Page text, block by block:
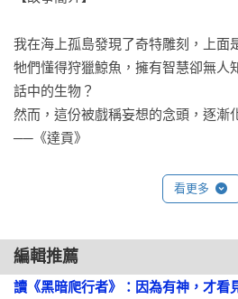
我在海上孤島發現了奇特雕刻，上面
牠們懂得狩獵鯨魚，擁有智慧卻無
話中的生物？
然而，這份被戲稱妄想的念頭，逐漸
──《達貢》
一九三五年，羅伯特‧布雷克被人發
房內是密室狀態，眾人都認為是昨晚
但有太多無法解釋的疑點，
以至於眾人都沒有仔細閱讀他留下的
看更多
編輯推薦
讀《黑暗爬行者》：因為有神，才看